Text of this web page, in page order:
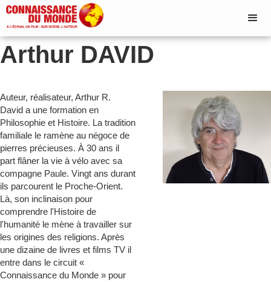
Arthur DAVID
Auteur, réalisateur, Arthur R.
David a une formation en
Philosophie et Histoire. La tradition
familiale le ramène au négoce de
pierres précieuses. À 30 ans il
part flâner la vie à vélo avec sa
compagne Paule. Vingt ans durant
ils parcourent le Proche-Orient.
Là, son inclinaison pour
comprendre l'Histoire de
l'humanité le mène à travailler sur
les origines des religions. Après
une dizaine de livres et films TV il
entre dans le circuit «
Connaissance du Monde » pour